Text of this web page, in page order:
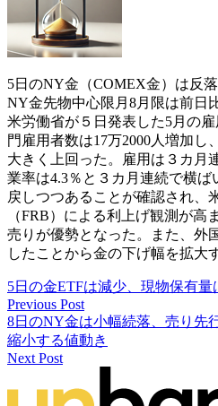
5日のNY金（COMEX金）は反落
NY金先物中心限月8月限は前日
米労働省が５日発表した5月の
門雇用者数は17万2000人増加し
大きく上回った。雇用は３カ月
業率は4.3％と３カ月連続で横ば
戻しつつあることが確認され、
（FRB）による利上げ観測が
売りが優勢となった。また、外
したことから金の下げ幅を拡大
5日の金ETFは減少、現物保有量
Previous Post
8日のNY金は小幅続落、売り先
縮小する値動き
Next Post